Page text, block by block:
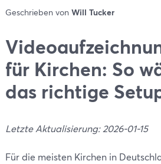
Geschrieben von Will Tucker
für Kirchen: So
das richtige
Letzte Aktualisierung: 2026-01-15
Für die meisten Kirchen in